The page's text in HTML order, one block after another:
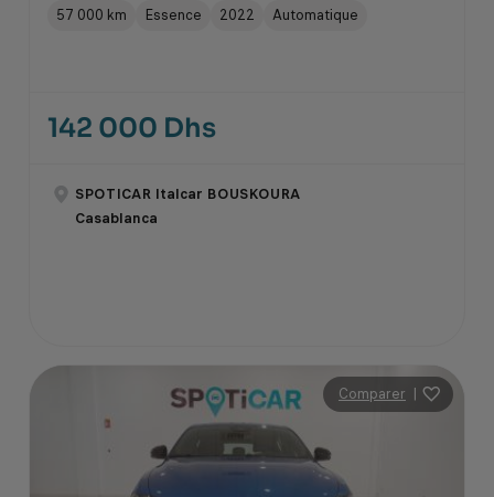
57 000 km Essence 2022 Automatique
142 000 Dhs
SPOTICAR Italcar BOUSKOURA
Casablanca
Comparer |